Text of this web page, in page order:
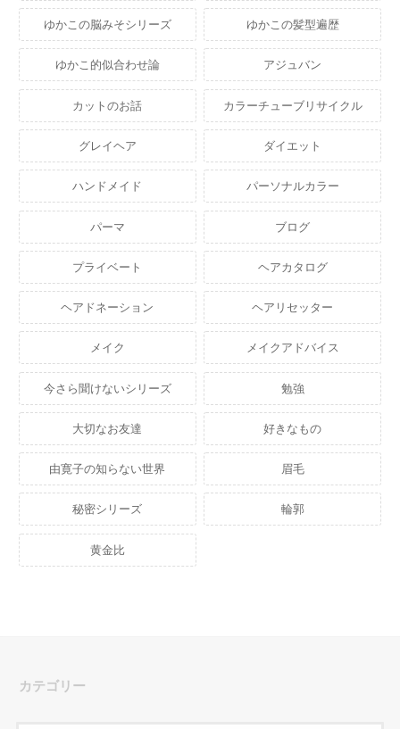
ゆかこの脳みそシリーズ ゆかこの髪型遍歴
ゆかこ的似合わせ論 アジュバン
カットのお話 カラーチューブリサイクル
グレイヘア ダイエット
ハンドメイド パーソナルカラー
パーマ ブログ
プライベート ヘアカタログ
ヘアドネーション ヘアリセッター
メイク メイクアドバイス
今さら聞けないシリーズ 勉強
大切なお友達 好きなもの
由寛子の知らない世界 眉毛
秘密シリーズ 輪郭
黄金比
カテゴリー